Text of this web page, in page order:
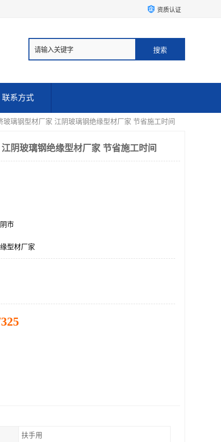
资质认证
联系方式
玻璃钢型材厂家 江阴玻璃钢绝缘型材厂家 节省施工时间
阴玻璃钢绝缘型材厂家 节省施工时间
市
型材厂家
扶手用